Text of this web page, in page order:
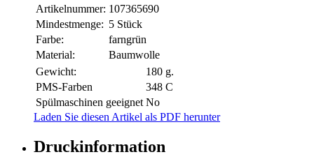
Artikelnummer: 107365690
Mindestmenge: 5 Stück
Farbe:
farngrün
Material:
Baumwolle
Gewicht:
180 g.
PMS-Farben
348 C
Spülmaschinen geeignet No
Laden Sie diesen Artikel als PDF herunter
Druckinformation